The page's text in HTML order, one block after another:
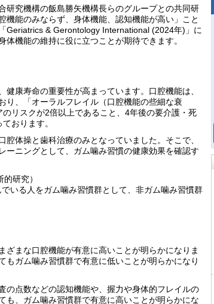
研究機構の飯島勝矢機構長らのグループとの共同研
機能のみならず、身体機能、認知機能が高い」こと
Geriatrics & Gerontology International (2024年)」に
機能の維持に役に立つことが期待できます。
康寿命の重要性が高まっています。口腔機能は、
り、「オーラルフレイル（口腔機能の些細な衰
リスクが2倍以上であること、4年後の要介護・死
おります。
体操と歯科治療のみとなっていました。そこで、
ーニングとして、ガム噛み習慣の健康効果を確認す
研究）
いる人をガム噛み習慣群として、非ガム噛み習慣群
ざまな口腔機能が有意に高いことが明らかになりま
もガム噛み習慣群で有意に低いことが明らかになり
の点数などの認知機能や、握力や身体的フレイルの
も、ガム噛み習慣群で有意に高いことが明らかにな